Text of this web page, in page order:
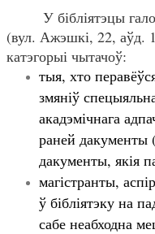
У бібліятэцы
(вул. Ажэшкі, 22, аўд.
катэгорыі чытачоў:
тыя, хто
змяніў
акадэмічнага
раней дакументы
дакументы, якія
магістранты,
ў бібліятэку на
сабе неабходна